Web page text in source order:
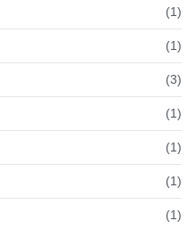
(1)
(1)
(3)
(1)
(1)
(1)
(1)